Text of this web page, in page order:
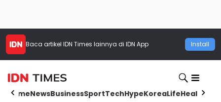
Baca artikel IDN Times lainnya di IDN App Install
HomeNewsBusinessSportTechHypeKoreaLifeHealth